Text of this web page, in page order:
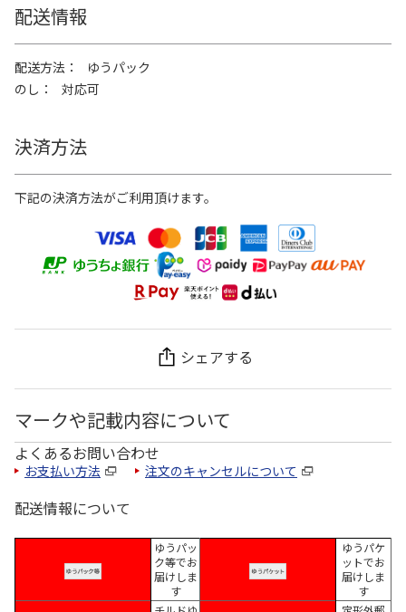
配送情報
配送方法
ゆうパック
のし
対応可
決済方法
下記の決済方法がご利用頂けます。
シェアする
マークや記載内容について
よくあるお問い合わせ
お支払い方法 注文のキャンセルについて
配送情報について
ゆうパッ
ク等でお
届けしま
す
ゆうパケ
ットでお
届けしま
す